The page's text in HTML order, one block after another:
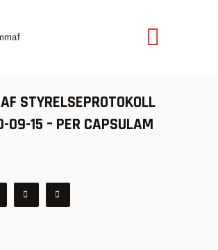
STYRELSEPROTOKOLL
09-15 – PER CAPSULAM